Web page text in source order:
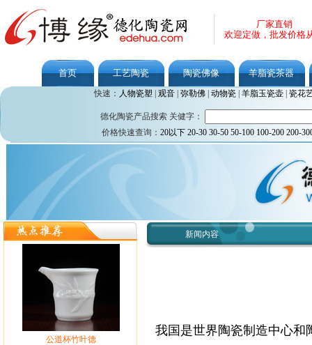
厂家直销
欢迎定做，批发价格
首页 工艺陶瓷 陶瓷佛像 羊脂瓷茶器
快速： 人物瓷塑 观音| 弥勒佛| 动物瓷| 羊脂玉瓷壶| 瓷花
德化陶瓷产品搜索 关健字：
价格快速查询： 20以下 20-30 30-50 50-100 100-200 200-
公道杯竹叶德
新闻内容
我国是世界陶瓷制造中心